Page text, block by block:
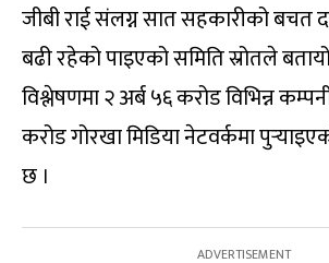
जीबी राई संलग्न सात सहकारीको बचत
बढी रहेको पाइएको समिति स्रोतले बतायो
विश्लेषणमा २ अर्ब ५६ करोड विभिन्न
करोड गोरखा मिडिया नेटवर्कमा
छ ।